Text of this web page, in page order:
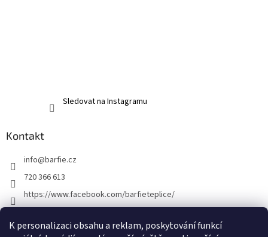
K personalizaci obsahu a reklam, poskytování funkcí
Sledovat na Instagramu
Kontakt
info@barfie.cz
720 366 613
https://www.facebook.com/barfieteplice/
@barfie_teplice